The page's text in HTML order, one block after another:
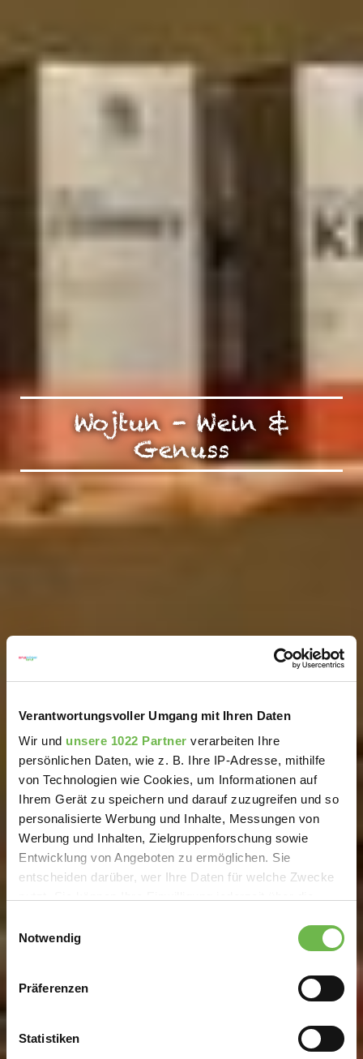
Verantwortungsvoller Umgang mit Ihren Daten
Wir und unsere 1022 Partner verarbeiten Ihre
persönlichen Daten, wie z. B. Ihre IP-Adresse, mithilfe
von Technologien wie Cookies, um Informationen auf
Ihrem Gerät zu speichern und darauf zuzugreifen und so
personalisierte Werbung und Inhalte, Messungen von
Werbung und Inhalten, Zielgruppenforschung sowie
Entwicklung von Angeboten zu ermöglichen. Sie
entscheiden darüber, wer Ihre Daten für welche Zwecke
Trigger Symbol ändern oder widerrufen
Informationen über Ihre geografische Lage
können
Notwendig
Präferenzen
Statistiken
Wojtun - Wein &
Genuss